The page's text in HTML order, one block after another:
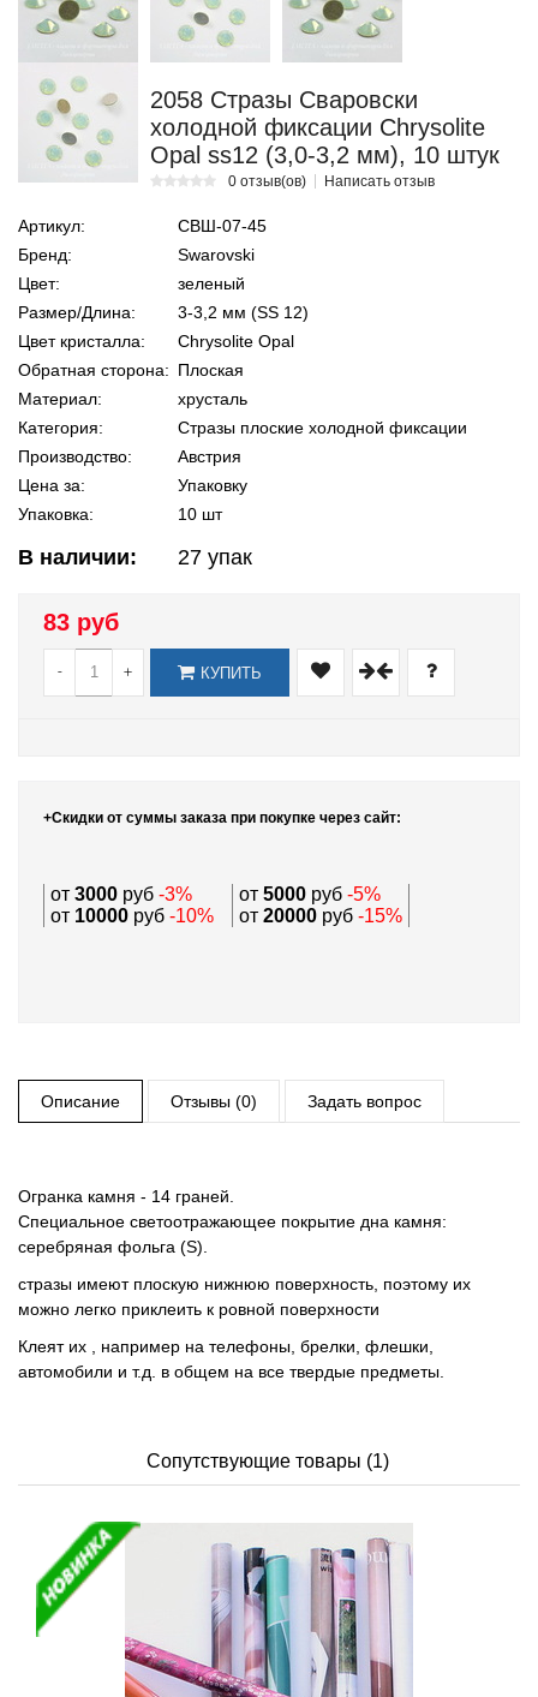
2058 Стразы Сваровски
холодной фиксации Chrysolite
Opal ss12 (3,0-3,2 мм), 10 штук
0 отзыв(ов) Написать отзыв
Артикул:
СВШ-07-45
Бренд:
Swarovski
Цвет:
зеленый
Размер/Длина:
3-3,2 мм (SS 12)
Цвет кристалла:
Chrysolite Opal
Обратная сторона: Плоская
Материал:
хрусталь
Категория:
Стразы плоские холодной фиксации
Производство:
Австрия
Цена за:
Упаковку
Упаковка:
10 шт
В наличии: 27 упак
83 руб
- + КУПИТЬ
+Скидки от суммы заказа при покупке через сайт:
от 3000 руб -3% от 5000 руб -5%
от 10000 руб -10% от 20000 руб -15%
Описание Отзывы (0) Задать вопрос
Огранка камня - 14 граней.
Специальное светоотражающее покрытие дна камня:
серебряная фольга (S).
стразы имеют плоскую нижнюю поверхность, поэтому их
можно легко приклеить к ровной поверхности
Клеят их , например на телефоны, брелки, флешки,
автомобили и т.д. в общем на все твердые предметы.
Сопутствующие товары (1)